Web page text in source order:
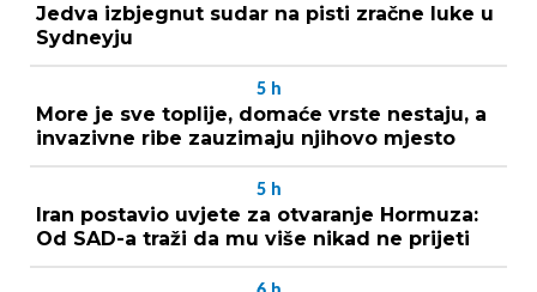
Jedva izbjegnut sudar na pisti zračne luke u
Sydneyju
5 h
More je sve toplije, domaće vrste nestaju, a
invazivne ribe zauzimaju njihovo mjesto
5 h
Iran postavio uvjete za otvaranje Hormuza:
Od SAD-a traži da mu više nikad ne prijeti